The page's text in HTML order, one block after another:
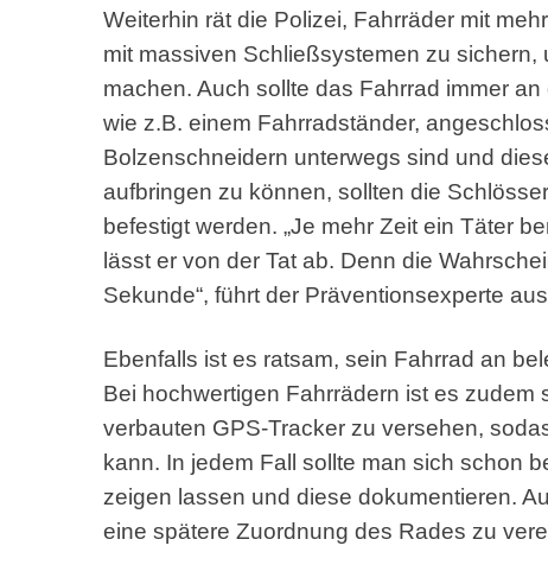
Weiterhin rät die Polizei, Fahrräder mit
mit massiven Schließsystemen zu
machen. Auch sollte das Fahrrad immer
wie z.B. einem Fahrradständer,
Bolzenschneidern unterwegs sind und
aufbringen zu können, sollten die
befestigt werden. „Je mehr Zeit ein Täter
lässt er von der Tat ab. Denn die
Sekunde“, führt der Präventionsexperte
Ebenfalls ist es ratsam, sein Fahrrad an
Bei hochwertigen Fahrrädern ist es
verbauten GPS-Tracker zu versehen,
kann. In jedem Fall sollte man sich schon
zeigen lassen und diese dokumentieren.
eine spätere Zuordnung des Rades zu